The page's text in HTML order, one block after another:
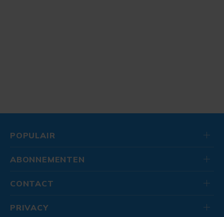
POPULAIR
ABONNEMENTEN
CONTACT
PRIVACY